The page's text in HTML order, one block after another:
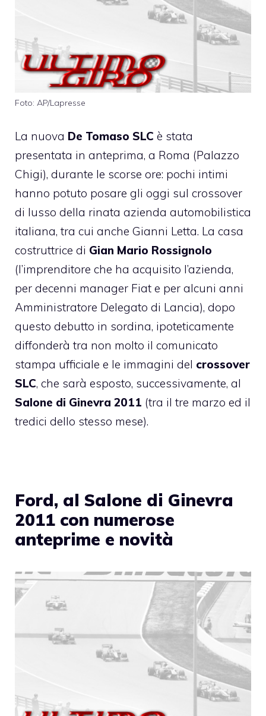
Foto: AP/Lapresse
La nuova De Tomaso SLC è stata
presentata in anteprima, a Roma (Palazzo
Chigi), durante le scorse ore: pochi intimi
hanno potuto posare gli oggi sul crossover
di lusso della rinata azienda automobilistica
italiana, tra cui anche Gianni Letta. La casa
costruttrice di Gian Mario Rossignolo
(l’imprenditore che ha acquisito l’azienda,
per decenni manager Fiat e per alcuni anni
Amministratore Delegato di Lancia), dopo
questo debutto in sordina, ipoteticamente
diffonderà tra non molto il comunicato
stampa ufficiale e le immagini del crossover
SLC, che sarà esposto, successivamente, al
Salone di Ginevra 2011 (tra il tre marzo ed il
tredici dello stesso mese).
Ford, al Salone di Ginevra
2011 con numerose
anteprime e novità